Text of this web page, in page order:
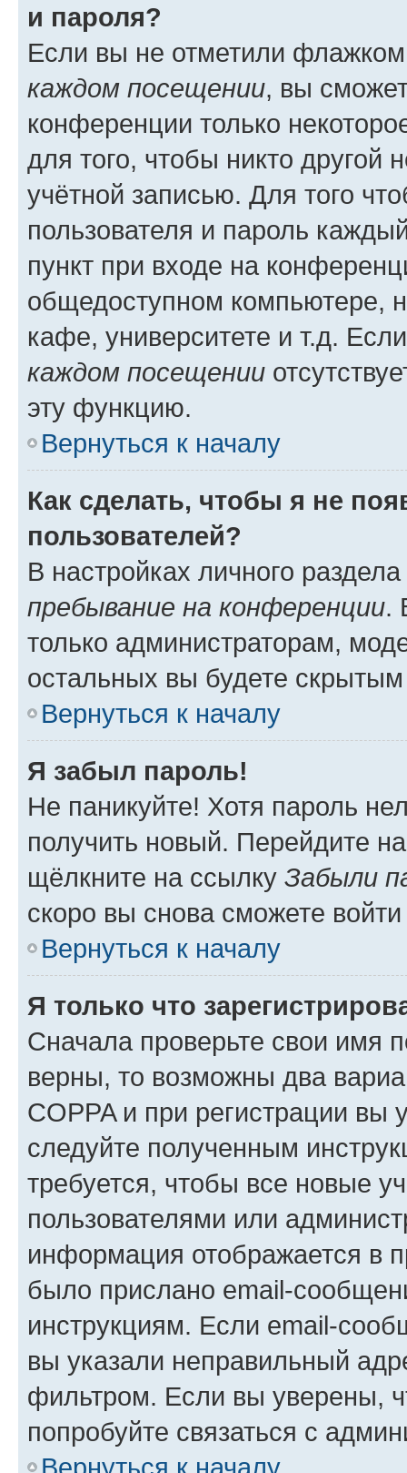
и пароля?
Если вы не отметили
каждом посещении, вы
конференции только
для того, чтобы никто другой
учётной записью. Для того
пользователя и пароль
пункт при входе на
общедоступном компьютере,
кафе, университете и т.д.
каждом посещении
эту функцию.
Вернуться к началу
Как сделать, чтобы я не
пользователей?
В настройках личного
пребывание на конференции.
только администраторам,
остальных вы будете
Вернуться к началу
Я забыл пароль!
Не паникуйте! Хотя пароль
получить новый. Перейдите
щёлкните на ссылку Забыли
скоро вы снова сможете
Вернуться к началу
Я только что
Сначала проверьте свои имя
верны, то возможны два
COPPA и при регистрации вы
следуйте полученным
требуется, чтобы все новые
пользователями или
информация отображается в
было прислано email-
инструкциям. Если email-
вы указали неправильный
фильтром. Если вы уверены,
попробуйте связаться с
Вернуться к началу